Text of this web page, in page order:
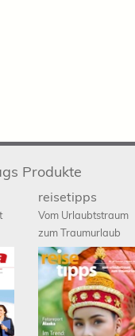
Produkte
reisetipps
Vom Urlaubtstraum
zum Traumurlaub